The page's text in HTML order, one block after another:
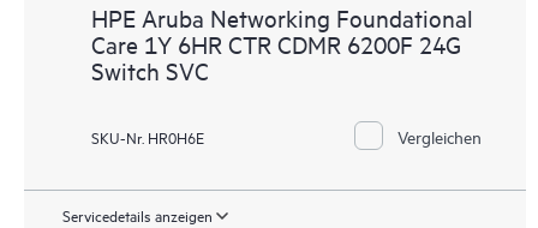
HPE Aruba Networking Foundational
Care 1Y 6HR CTR CDMR 6200F 24G
Switch SVC
SKU-Nr. HR0H6E Vergleichen
Servicedetails anzeigen